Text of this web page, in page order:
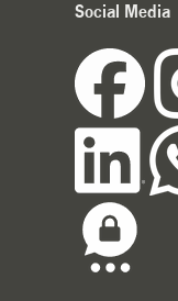
Social Media